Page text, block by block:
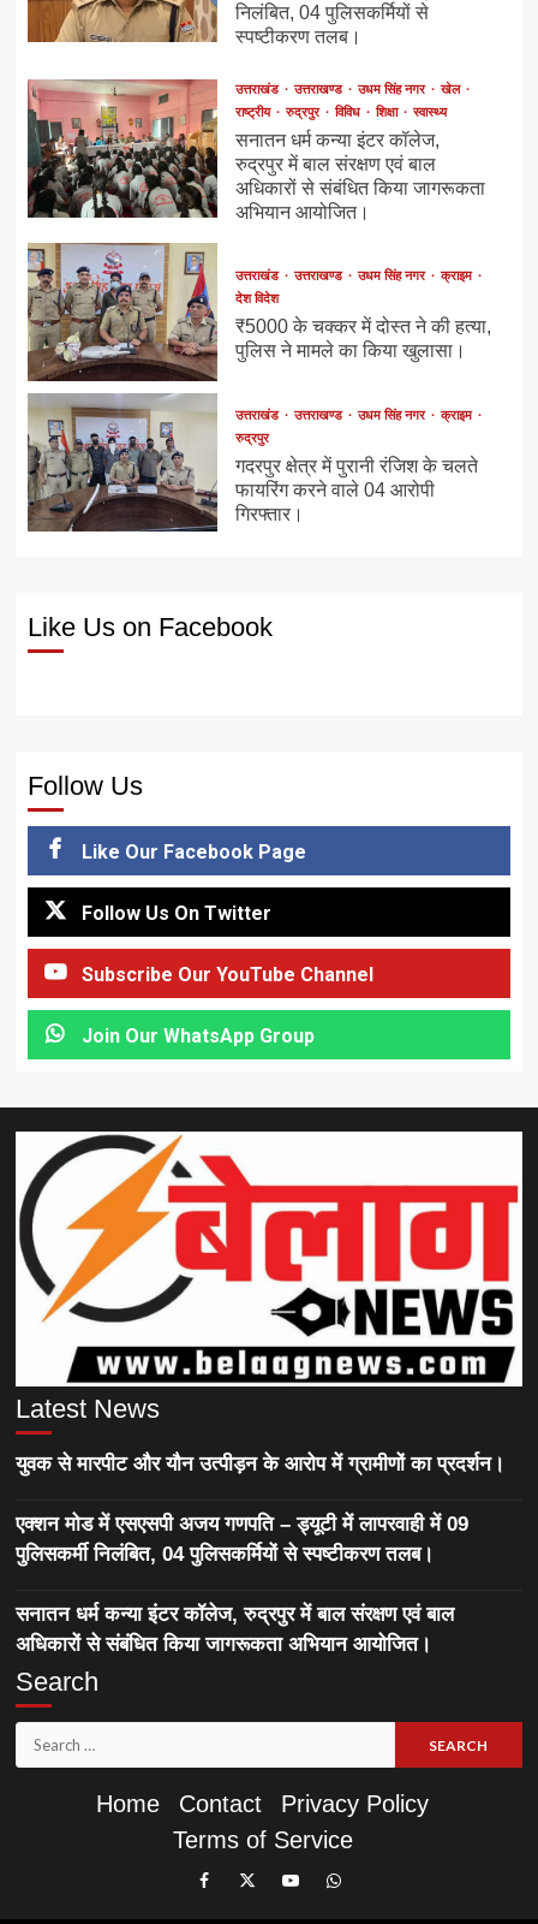
निलंबित, 04 पुलिसकर्मियों से
स्पष्टीकरण तलब।
उत्तराखंड उत्तराखण्ड उधम सिंह नगर
खेल
राष्ट्रीय
रुद्रपुर विविध शिक्षा स्वास्थ्य
सनातन धर्म कन्या इंटर कॉलेज,
रुद्रपुर में बाल संरक्षण एवं बाल
अधिकारों से संबंधित किया जागरूकता
अभियान आयोजित।
उत्तराखंड उत्तराखण्ड उधम सिंह नगर
क्राइम
देश विदेश
₹5000 के चक्कर में दोस्त ने की हत्या,
पुलिस ने मामले का किया खुलासा।
उत्तराखंड उत्तराखण्ड उधम सिंह नगर
क्राइम
रुद्रपुर
गदरपुर क्षेत्र में पुरानी रंजिश के चलते
फायरिंग करने वाले 04 आरोपी
गिरफ्तार।
Like Us on Facebook
Follow Us
Like Our Facebook Page
Follow Us On Twitter
Subscribe Our YouTube Channel
Join Our WhatsApp Group
Latest News
युवक से मारपीट और यौन उत्पीड़न के आरोप में ग्रामीणों का प्रदर्शन।
एक्शन मोड में एसएसपी अजय गणपति – ड्यूटी में लापरवाही में 09
पुलिसकर्मी निलंबित, 04 पुलिसकर्मियों से स्पष्टीकरण तलब।
सनातन धर्म कन्या इंटर कॉलेज, रुद्रपुर में बाल संरक्षण एवं बाल
अधिकारों से संबंधित किया जागरूकता अभियान आयोजित।
Search
Search
for:
Home
Contact
Privacy Policy
Terms of Service
Like
FollowSubscribe
Join